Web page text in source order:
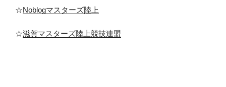
☆Noblogマスターズ陸上
☆滋賀マスターズ陸上競技連盟